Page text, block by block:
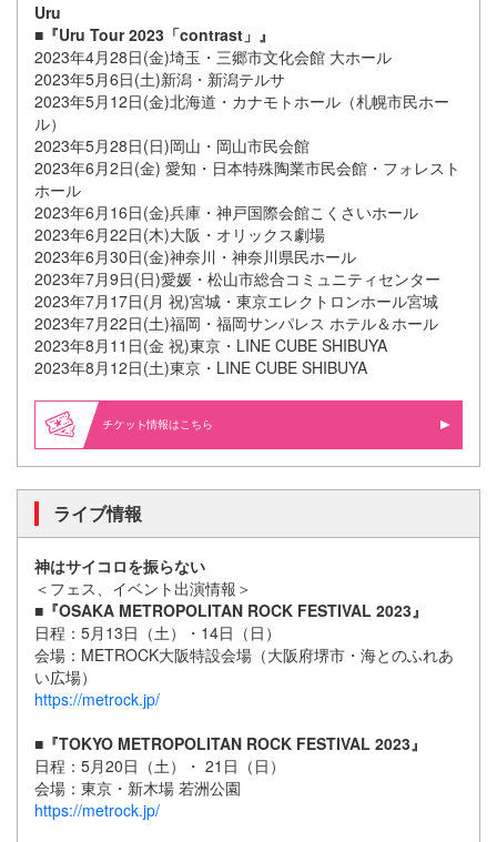
Uru
■『Uru Tour 2023「contrast」』
2023年4月28日(金)埼玉・三郷市文化会館 大ホール
2023年5月6日(土)新潟・新潟テルサ
2023年5月12日(金)北海道・カナモトホール（札幌市民ホー
ル）
2023年5月28日(日)岡山・岡山市民会館
2023年6月2日(金) 愛知・日本特殊陶業市民会館・フォレスト
ホール
2023年6月16日(金)兵庫・神戸国際会館こくさいホール
2023年6月22日(木)大阪・オリックス劇場
2023年6月30日(金)神奈川・神奈川県民ホール
2023年7月9日(日)愛媛・松山市総合コミュニティセンター
2023年7月17日(月 祝)宮城・東京エレクトロンホール宮城
2023年7月22日(土)福岡・福岡サンパレス ホテル＆ホール
2023年8月11日(金 祝)東京・LINE CUBE SHIBUYA
2023年8月12日(土)東京・LINE CUBE SHIBUYA
情報はこちら
ライブ情報
神はサイコロを振らない
＜フェス、イベント出演情報＞
■『OSAKA METROPOLITAN ROCK FESTIVAL 2023』
日程：5月13日（土）・14日（日）
会場：METROCK大阪特設会場（大阪府堺市・海とのふれあ
い広場）
https://metrock.jp/
■ 『TOKYO METROPOLITAN ROCK FESTIVAL 2023』
日程：5月20日（土）・ 21日（日）
会場：東京・新木場 若洲公園
https://metrock.jp/